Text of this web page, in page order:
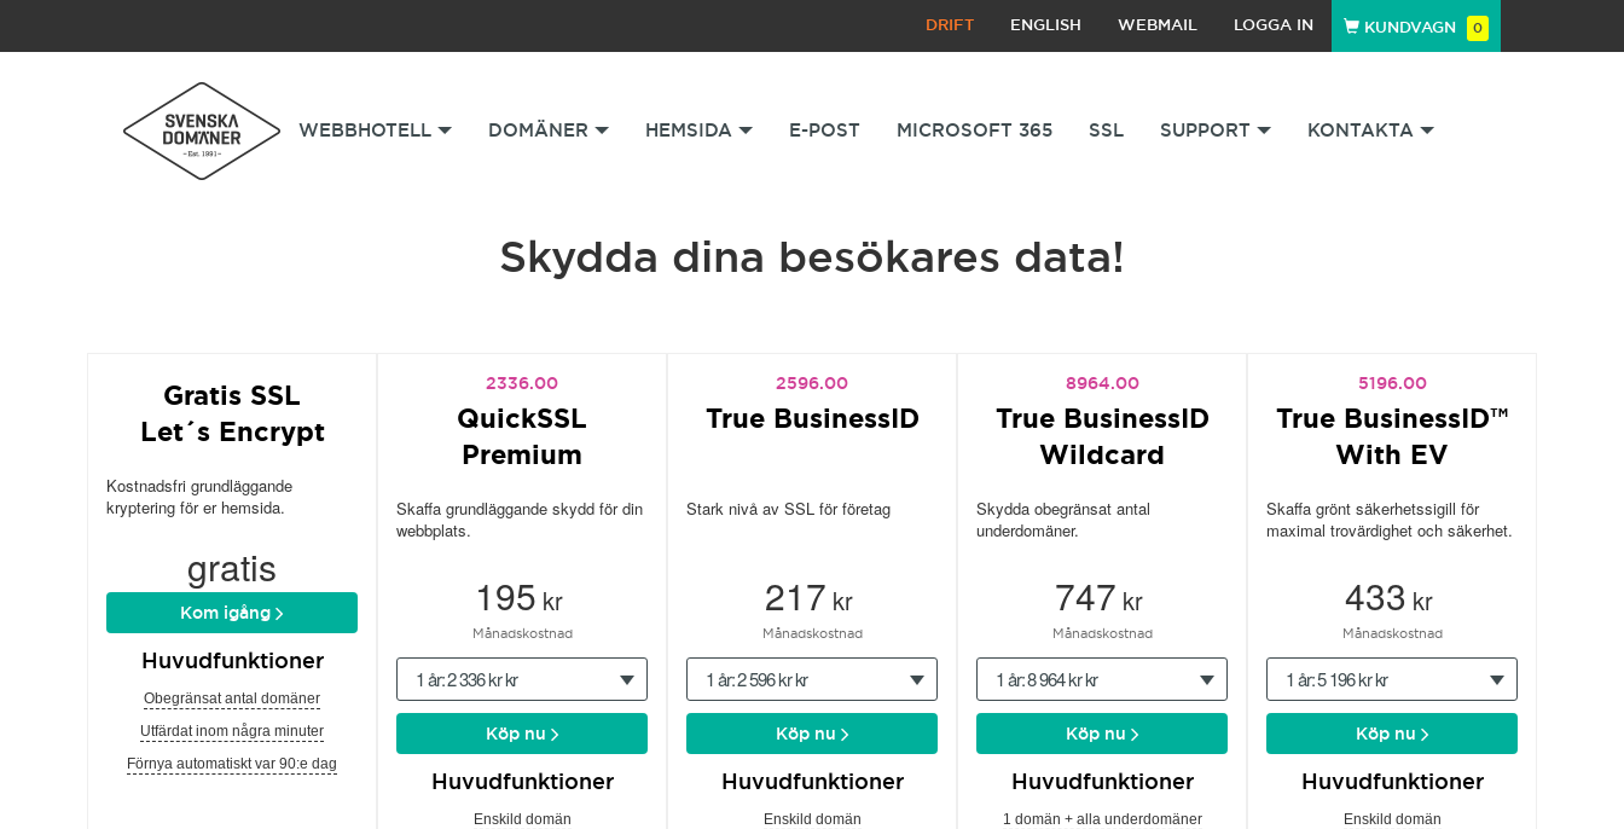
DRIFT ENGLISH WEBMAIL LOGGA IN KUNDVAGN 0
WEBBHOTELL DOMÄNER HEMSIDA E-POST MICROSOFT 365 SSL SUPPORT KONTAKTA
Skydda dina besökares data!
Gratis SSL
Let´s Encrypt
Kostnadsfri grundläggande
kryptering för er hemsida.
gratis
Kom igång
Huvudfunktioner
Obegränsat antal domäner
Utfärdat inom några minuter
Förnya automatiskt var 90:e dag
2336.00
QuickSSL
Premium
Skaffa grundläggande skydd för din
webbplats.
195 kr
Månadskostnad
1 år: 2 336 kr kr
Köp nu
Huvudfunktioner
Enskild domän
2596.00
True BusinessID
Stark nivå av SSL för företag
217 kr
Månadskostnad
1 år: 2 596 kr kr
Köp nu
Huvudfunktioner
Enskild domän
8964.00
True BusinessID
Wildcard
Skydda obegränsat antal
underdomäner.
747 kr
Månadskostnad
1 år: 8 964 kr kr
Köp nu
Huvudfunktioner
1 domän + alla underdomäner
5196.00
True BusinessID™
With EV
Skaffa grönt säkerhetssigill för
maximal trovärdighet och säkerhet.
433 kr
Månadskostnad
1 år: 5 196 kr kr
Köp nu
Huvudfunktioner
Enskild domän